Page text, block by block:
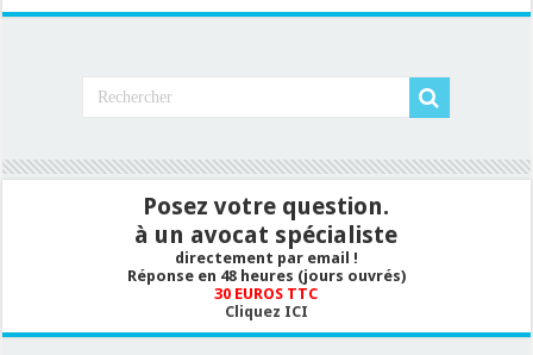
Posez votre question.
à un avocat spécialiste
directement par email !
Réponse en 48 heures (jours ouvrés)
30 EUROS TTC
Cliquez ICI